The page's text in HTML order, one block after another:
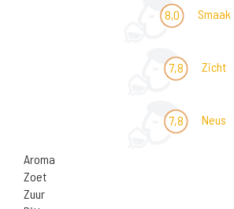
8,0 Smaak
7,8 Zicht
7,8 Neus
Aroma
Zoet
Zuur